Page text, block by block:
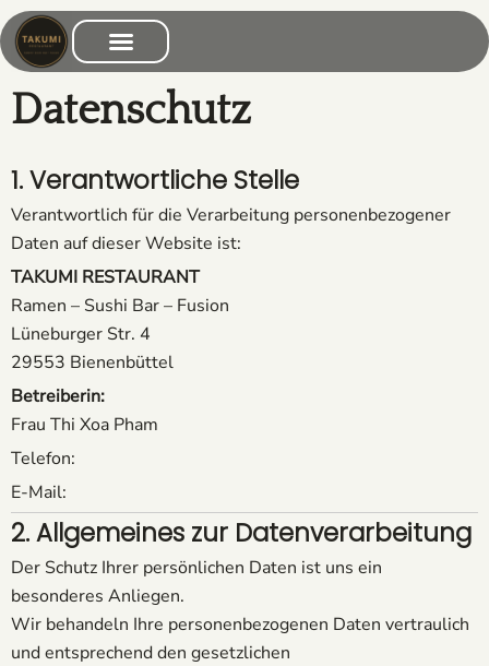
Zum
Inhalt
springen
Datenschutz
1. Verantwortliche Stelle
Verantwortlich für die Verarbeitung personenbezogener
Daten auf dieser Website ist:
TAKUMI RESTAURANT
Ramen – Sushi Bar – Fusion
Lüneburger Str. 4
29553 Bienenbüttel
Betreiberin:
Frau Thi Xoa Pham
Telefon:
E-Mail:
2. Allgemeines zur Datenverarbeitung
Der Schutz Ihrer persönlichen Daten ist uns ein
besonderes Anliegen.
Wir behandeln Ihre personenbezogenen Daten vertraulich
und entsprechend den gesetzlichen